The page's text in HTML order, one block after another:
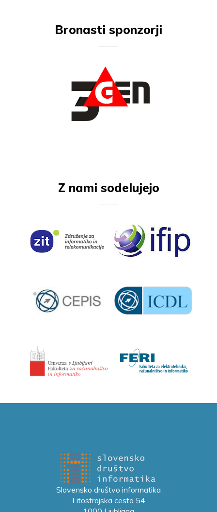
Bronasti sponzorji
Z nami sodelujejo
Slovensko društvo informatika
Litostrojska cesta 54